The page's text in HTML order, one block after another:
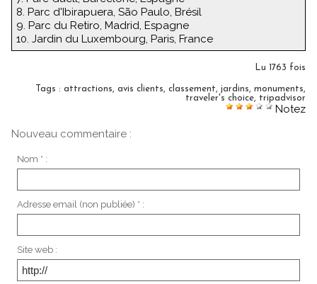
8. Parc d'Ibirapuera, São Paulo, Brésil
9. Parc du Retiro, Madrid, Espagne
10. Jardin du Luxembourg, Paris, France
Lu 1763 fois
Tags : attractions, avis clients, classement, jardins, monuments,
traveler's choice, tripadvisor
Notez
Nouveau commentaire :
Nom * :
Adresse email (non publiée) * :
Site web :